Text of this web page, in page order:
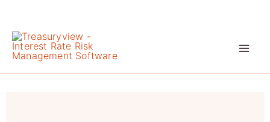
springen